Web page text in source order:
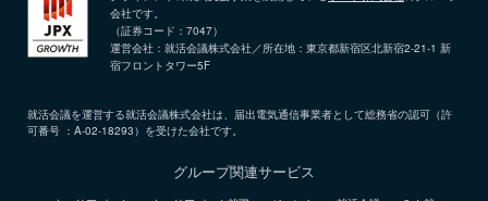
会社です。
（証券コード：7047）
運営会社：就活会議株式会社／所在地：東京都新宿区北新宿2-21-1 新
宿フロントタワー5F
就活会議を運営する就活会議株式会社は、届出電気通信事業者として総務省の認可（許
可番号 ：A-02-18293）を受けた会社です。